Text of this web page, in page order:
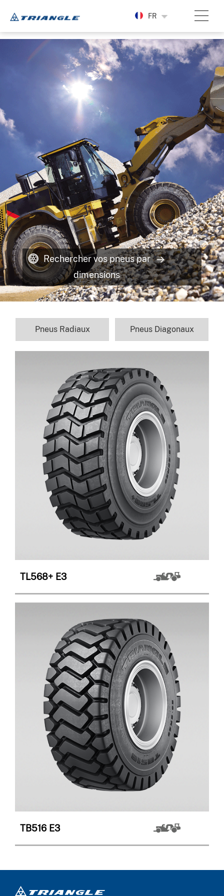
FR
Rechercher vos pneus par
dimensions
Pneus Radiaux Pneus Diagonaux
TL568+ E3
TB516 E3